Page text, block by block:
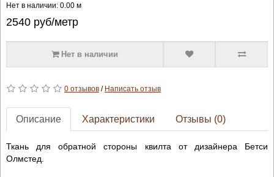
Нет в наличии: 0.00 м
2540руб/метр
Нет в наличии
0 отзывов/ Написать отзыв
Описание Характеристики Отзывы (0)
Ткань для обратной стороны квилта от дизайнера Бетси
Олмстед.